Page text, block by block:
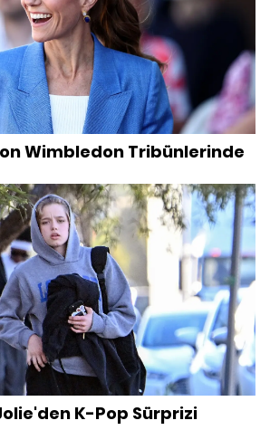
Wimbledon Tribünlerinde
K-Pop Sürprizi